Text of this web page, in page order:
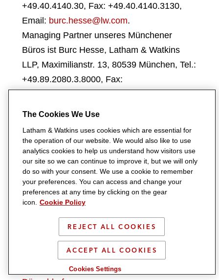
+49.40.4140.30, Fax: +49.40.4140.3130,
Email: burc.hesse@lw.com.
Managing Partner unseres Münchener
Büros ist Burc Hesse, Latham & Watkins
LLP, Maximilianstr. 13, 80539 München, Tel.:
+49.89.2080.3.8000, Fax:
Zulassung zur Anwaltschaft
Soweit nicht anders vermerkt sind alle
deutschen Anwältinnen und Anwälte von
Latham & Watkins LLP in der
Bundesrepublik Deutschland als
örtlichen Rechtsanwaltskammer für das
jeweilige Büro an:
Düsseldorf-Rechtsanwaltskammer
The Cookies We Use
Latham & Watkins uses cookies which are essential for
the operation of our website. We would also like to use
analytics cookies to help us understand how visitors use
our site so we can continue to improve it, but we will only
do so with your consent. We use a cookie to remember
your preferences. You can access and change your
preferences at any time by clicking on the gear
icon.
Cookie Policy
REJECT ALL COOKIES
ACCEPT ALL COOKIES
Cookies Settings